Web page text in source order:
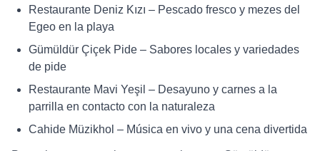
Restaurante Deniz Kızı – Pescado fresco y mezes del
Egeo en la playa
Gümüldür Çiçek Pide – Sabores locales y variedades
de pide
Restaurante Mavi Yeşil – Desayuno y carnes a la
parrilla en contacto con la naturaleza
Cahide Müzikhol – Música en vivo y una cena divertida